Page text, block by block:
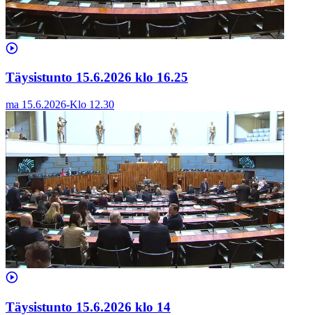
Täysistunto 15.6.2026 klo 16.25
ma 15.6.2026-Klo 12.30
Täysistunto 15.6.2026 klo 14